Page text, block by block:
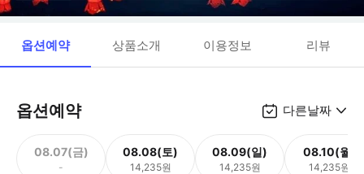
옵션예약 상품소개 이용정보 리뷰
옵션예약 다른날짜
08.07(금)
-
08.08(토)
14,235원
08.09(일)
14,235원
08.10(월)
14,235원